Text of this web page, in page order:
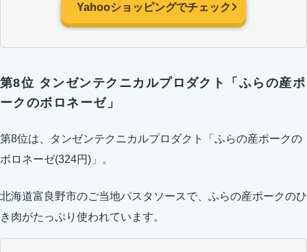
Yahooショッピングでチェック
第8位 タンゼンテクニカルプロダクト「ふらの産ポ
ークのボロネーゼ」
第8位は、タンゼンテクニカルプロダクト「ふらの産ポークの
ボロネーゼ(324円)」。
北海道富良野市のご当地パスタソースで、ふらの産ポークのひ
き肉がたっぷり使われています。